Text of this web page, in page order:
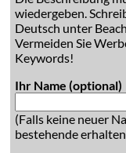
wiedergeben.
Deutsch unter
Vermeiden Sie
Keywords!
Ihr Name (optional)
(Falls keine neuer
bestehende